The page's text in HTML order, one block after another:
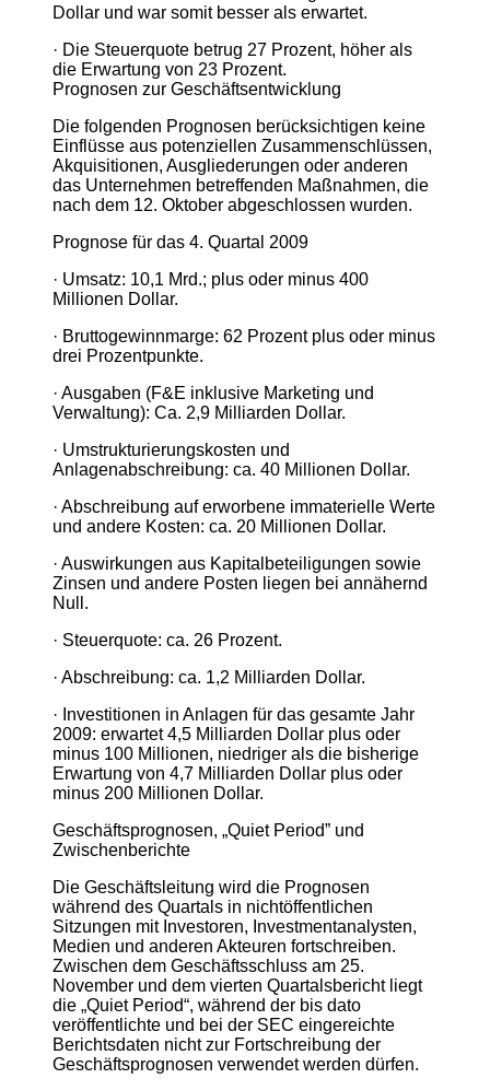
Dollar und war somit besser als erwartet.
· Die Steuerquote betrug 27 Prozent, höher als
die Erwartung von 23 Prozent.
Prognosen zur Geschäftsentwicklung
Die folgenden Prognosen berücksichtigen keine
Einflüsse aus potenziellen Zusammenschlüssen,
Akquisitionen, Ausgliederungen oder anderen
das Unternehmen betreffenden Maßnahmen, die
nach dem 12. Oktober abgeschlossen wurden.
Prognose für das 4. Quartal 2009
· Umsatz: 10,1 Mrd.; plus oder minus 400
Millionen Dollar.
· Bruttogewinnmarge: 62 Prozent plus oder minus
drei Prozentpunkte.
· Ausgaben (F&E inklusive Marketing und
Verwaltung): Ca. 2,9 Milliarden Dollar.
· Umstrukturierungskosten und
Anlagenabschreibung: ca. 40 Millionen Dollar.
· Abschreibung auf erworbene immaterielle Werte
und andere Kosten: ca. 20 Millionen Dollar.
· Auswirkungen aus Kapitalbeteiligungen sowie
Zinsen und andere Posten liegen bei annähernd
Null.
· Steuerquote: ca. 26 Prozent.
· Abschreibung: ca. 1,2 Milliarden Dollar.
· Investitionen in Anlagen für das gesamte Jahr
2009: erwartet 4,5 Milliarden Dollar plus oder
minus 100 Millionen, niedriger als die bisherige
Erwartung von 4,7 Milliarden Dollar plus oder
minus 200 Millionen Dollar.
Geschäftsprognosen, „Quiet Period” und
Zwischenberichte
Die Geschäftsleitung wird die Prognosen
während des Quartals in nichtöffentlichen
Sitzungen mit Investoren, Investmentanalysten,
Medien und anderen Akteuren fortschreiben.
Zwischen dem Geschäftsschluss am 25.
November und dem vierten Quartalsbericht liegt
die „Quiet Period“, während der bis dato
veröffentlichte und bei der SEC eingereichte
Berichtsdaten nicht zur Fortschreibung der
Geschäftsprognosen verwendet werden dürfen.